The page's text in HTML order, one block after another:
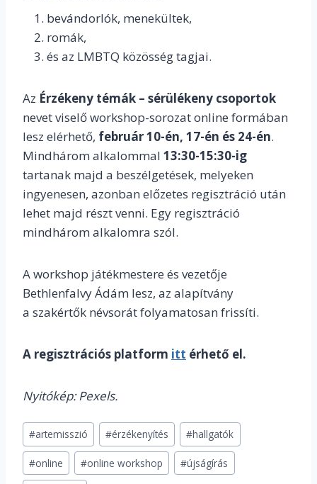
bevándorlók, menekültek,
romák,
és az LMBTQ közösség tagjai.
Az Érzékeny témák – sérülékeny csoportok
nevet viselő workshop-sorozat online formában
lesz elérhető, február 10-én, 17-én és 24-én.
Mindhárom alkalommal 13:30-15:30-ig
tartanak majd a beszélgetések, melyeken
ingyenesen, azonban előzetes regisztráció után
lehet majd részt venni. Egy regisztráció
mindhárom alkalomra szól.
A workshop játékmestere és vezetője
Bethlenfalvy Ádám lesz, az alapítvány
a szakértők névsorát folyamatosan frissíti.
A regisztrációs platform itt érhető el.
Nyitókép: Pexels.
Post
Tags:
#artemisszió #érzékenyítés #hallgatók
#online #online workshop #újságírás